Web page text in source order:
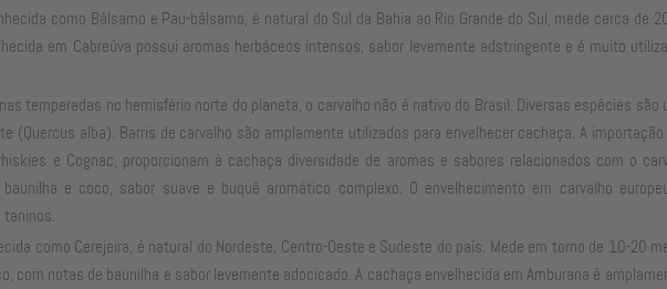
como Bálsamo e Pau-bálsamo, é natural do Sul da Bahia ao Rio Grande do Sul, mede cerca
em Cabreúva possui aromas herbáceos intensos, sabor levemente adstringente e é muito
temperadas no hemisfério norte do planeta, o carvalho não é nativo do Brasil. Diversas espécies
(Quercus alba). Barris de carvalho são amplamente utilizados para envelhecer cachaça. A
e Cognac, proporcionam à cachaça diversidade de aromas e sabores relacionados com o
e coco, sabor suave e buquê aromático complexo. O envelhecimento em carvalho
como Cerejeira, é natural do Nordeste, Centro-Oeste e Sudeste do país. Mede em torno de 10-
com notas de baunilha e sabor levemente adocicado. A cachaça envelhecida em Amburana é